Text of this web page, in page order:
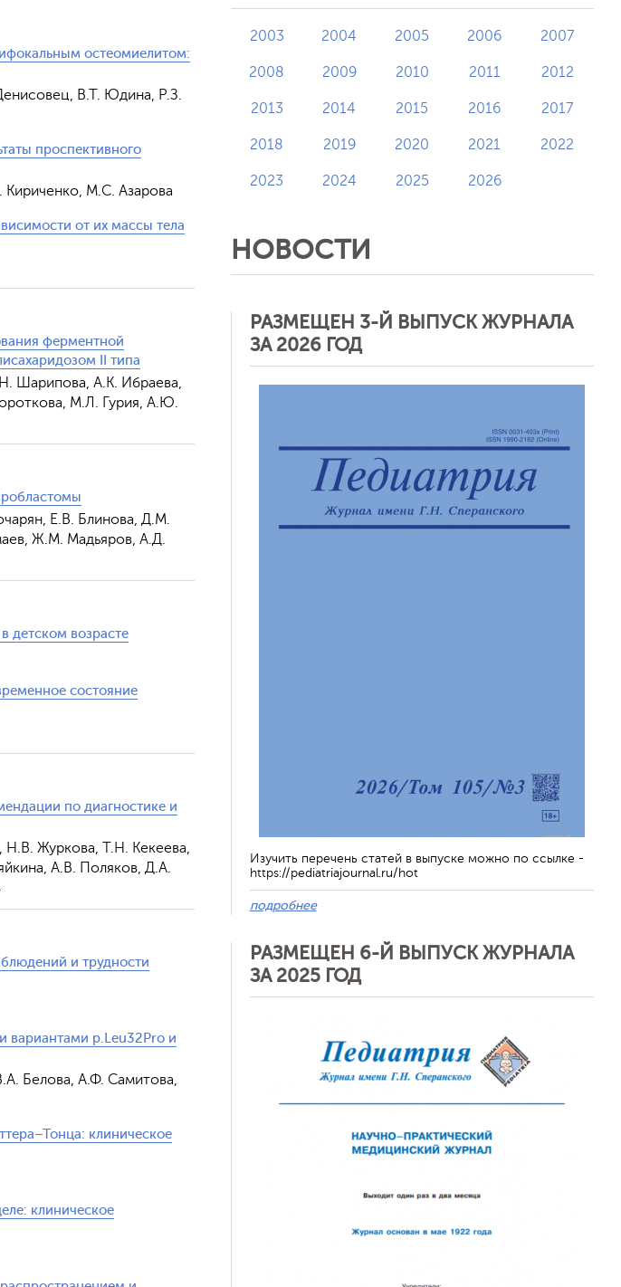
остеомиелитом:
В.Т. Юдина, Р.З.
проспективного
М.С. Азарова
от их массы тела
ферментной
II типа
Шарипова, А.К. Ибраева,
М.Л. Гурия, А.Ю.
Е.В. Блинова, Д.М.
Ж.М. Мадьяров, А.Д.
детском возрасте
состояние
по диагностике и
Журкова, Т.Н. Кекеева,
А.В. Поляков, Д.А.
и трудности
вариантами p.Leu32Pro и
Белова, А.Ф. Самитова,
клиническое
клиническое
2003 2004 2005 2006 2007
2008 2009 2010 2011 2012
2013 2014 2015 2016 2017
2018 2019 2020 2021 2022
2023 2024 2025 2026
НОВОСТИ
РАЗМЕЩЕН 3-Й ВЫПУСК ЖУРНАЛА
ЗА 2026 ГОД
Изучить перечень статей в выпуске можно по ссылке -
https://pediatriajournal.ru/hot
подробнее
РАЗМЕЩЕН 6-Й ВЫПУСК ЖУРНАЛА
ЗА 2025 ГОД